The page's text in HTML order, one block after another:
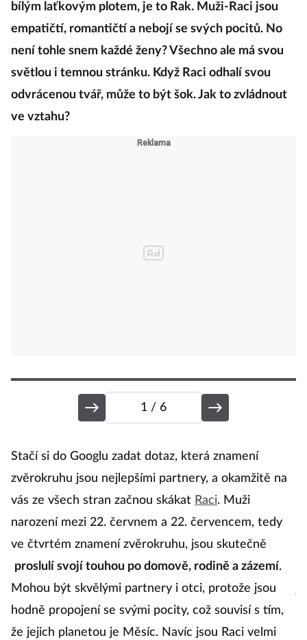
bílým laťkovým plotem, je to Rak. Muži-Raci jsou
empatičtí, romantičtí a nebojí se svých pocitů. No
není tohle snem každé ženy? Všechno ale má svou
světlou i temnou stránku. Když Raci odhalí svou
odvrácenou tvář, může to být šok. Jak to zvládnout
ve vztahu?
1 / 6
Stačí si do Googlu zadat dotaz, která znamení
zvěrokruhu jsou nejlepšími partnery, a okamžitě na
vás ze všech stran začnou skákat Raci. Muži
narození mezi 22. červnem a 22. červencem, tedy
ve čtvrtém znamení zvěrokruhu, jsou skutečně
proslulí svojí touhou po domově, rodině a zázemí.
Mohou být skvělými partnery i otci, protože jsou
hodně propojení se svými pocity, což souvisí s tím,
že jejich planetou je Měsíc. Navíc jsou Raci velmi